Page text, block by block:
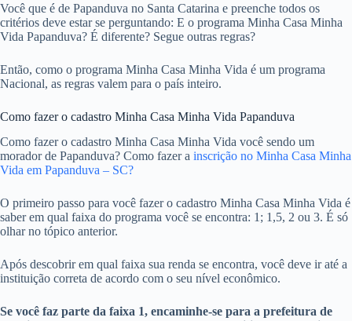
Você que é de Papanduva no Santa Catarina e preenche todos os
critérios deve estar se perguntando: E o programa Minha Casa Minha
Vida Papanduva? É diferente? Segue outras regras?
Então, como o programa Minha Casa Minha Vida é um programa
Nacional, as regras valem para o país inteiro.
Como fazer o cadastro Minha Casa Minha Vida Papanduva
Como fazer o cadastro Minha Casa Minha Vida você sendo um
morador de Papanduva? Como fazer a inscrição no Minha Casa Minha
Vida em Papanduva – SC?
O primeiro passo para você fazer o cadastro Minha Casa Minha Vida é
saber em qual faixa do programa você se encontra: 1; 1,5, 2 ou 3. É só
olhar no tópico anterior.
Após descobrir em qual faixa sua renda se encontra, você deve ir até a
instituição correta de acordo com o seu nível econômico.
Se você faz parte da faixa 1, encaminhe-se para a prefeitura de